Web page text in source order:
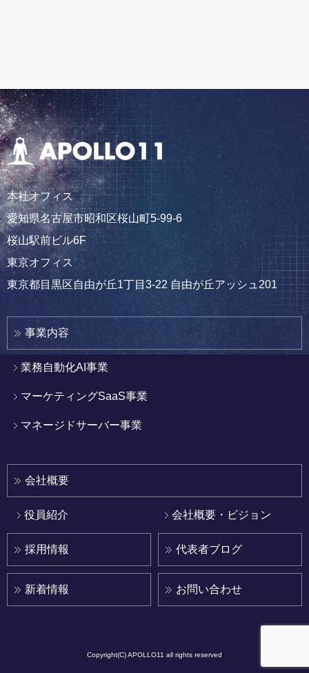
本社オフィス
愛知県名古屋市昭和区桜山町5-99-6
桜山駅前ビル6F
東京オフィス
東京都目黒区自由が丘1丁目3-22 自由が丘アッシュ201
事業内容
業務自動化AI事業
マーケティングSaaS事業
マネージドサーバー事業
会社概要
役員紹介 会社概要・ビジョン
採用情報
新着情報
代表者ブログ
お問い合わせ
Copyright(C) APOLLO11 all rights reserved